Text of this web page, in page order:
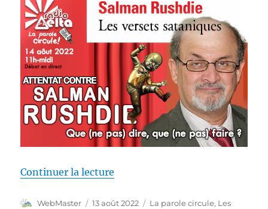
Continuer la lecture
Auteur
WebMaster
Publié
13 août 2022 Catégories
La parole circule, Les